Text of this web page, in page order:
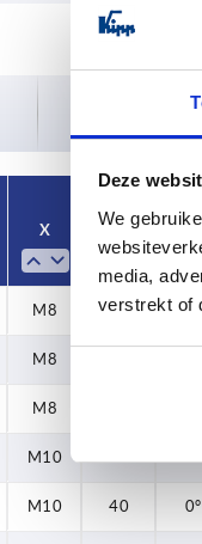
Deze
We
media,
verstrekt of
Im finalen Schritt
Versanddatum.
X
L
M8 30 0°
M8
M8
M10
M10 40 0°